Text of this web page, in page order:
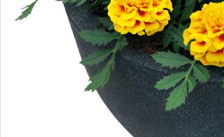
Palīglīdzekļi augu
Klientu Diena
Novatec - izcils mēslošanai arī
sezonas otrajā pusē!